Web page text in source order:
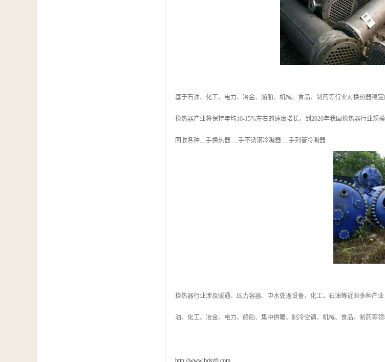
基于石油、化工、电力、冶金、船舶、机械、食品、制药等行业对换热器稳
换热器产业将保持年均10-15%左右的速度增长，到2020年我国换热器行业规模
回收各种二手换热器 二手不锈钢冷凝器 二手列管冷凝器
换热器行业涉及暖通、压力容器、中水处理设备，化工，石油等近30多种产
油、化工、冶金、电力、船舶、集中供暖、制冷空调、机械、食品、制药等领
http://www.bdszfj.com